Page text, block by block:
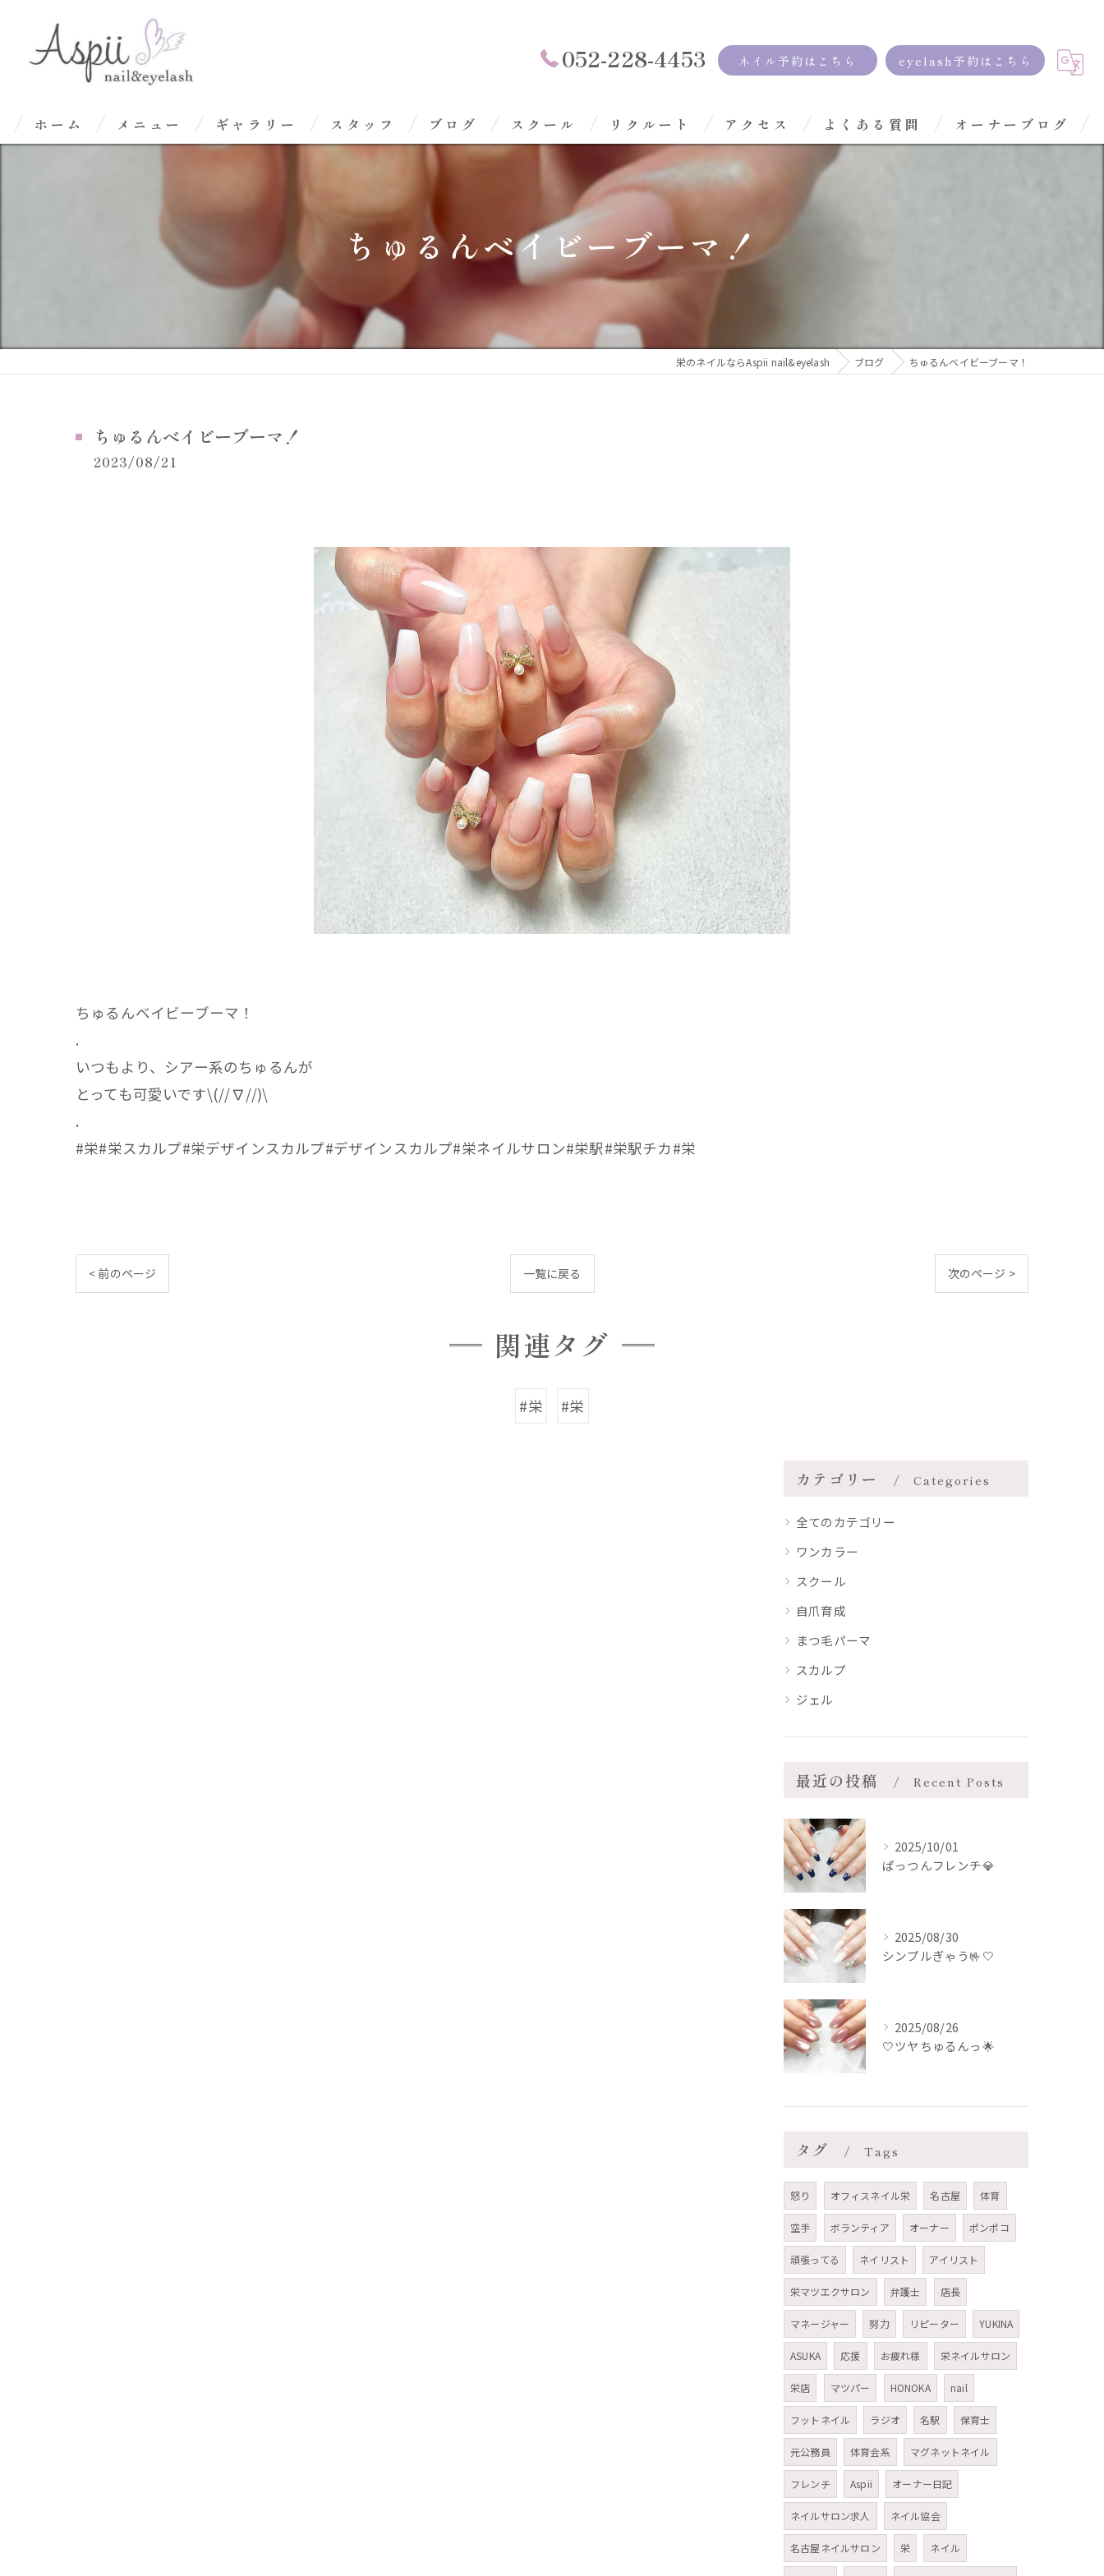
052-228-4453 ネイル予約はこちら eyelash予約はこちら
ホーム メニュー ギャラリー スタッフ ブログ スクール リクルート アクセス よくある質問 オーナーブログ
ちゅるんベイビーブーマ！
栄のネイルならAspii nail&eyelash ブログ ちゅるんベイビーブーマ！
ちゅるんベイビーブーマ！
2023/08/21
ちゅるんベイビーブーマ！
.
いつもより、シアー系のちゅるんが
とっても可愛いです\(//∇//)\
.
#栄#栄スカルプ#栄デザインスカルプ#デザインスカルプ#栄ネイルサロン#栄駅#栄駅チカ#栄
< 前のページ 一覧に戻る 次のページ >
関連タグ
#栄 #栄
カテゴリー Categories
全てのカテゴリー
ワンカラー
スクール
自爪育成
まつ毛パーマ
スカルプ
ジェル
最近の投稿 Recent Posts
2025/10/01
ぱっつんフレンチ💎
2025/08/30
シンプルぎゃう🤟🤍
2025/08/26
🤍ツヤちゅるんっ🌟
タグ Tags
怒り オフィスネイル栄 名古屋 体育
空手 ボランティア オーナー ポンポコ
頑張ってる ネイリスト アイリスト
栄マツエクサロン 弁護士 店長
マネージャー 努力 リピーター YUKINA
ASUKA 応援 お疲れ様 栄ネイルサロン
栄店 マツパー HONOKA nail
フットネイル ラジオ 名駅 保育士
元公務員 体育会系 マグネットネイル
フレンチ Aspii オーナー日記
ネイルサロン求人 ネイル協会
名古屋ネイルサロン 栄 ネイル